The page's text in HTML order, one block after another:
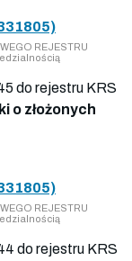
REJESTRU
do rejestru KRS
o złożonych
REJESTRU
do rejestru KRS